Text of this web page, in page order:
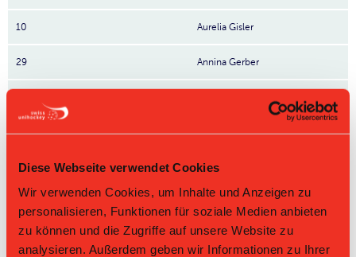
Diese Webseite verwendet Cookies
Wir verwenden Cookies, um Inhalte und Anzeigen zu
personalisieren, Funktionen für soziale Medien anbieten
zu können und die Zugriffe auf unsere Website zu
analysieren. Außerdem geben wir Informationen zu Ihrer
10 Aurelia Gisler
29 Annina Gerber
73 Vendula Štolbová
47 Wilma Johansson
49 Malin Hansson
Nr: Nummer